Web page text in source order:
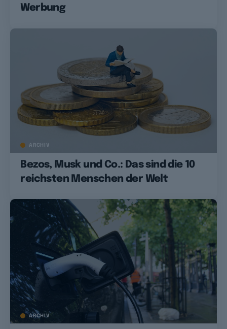
Werbung
ARCHIV
Bezos, Musk und Co.: Das sind die 10
reichsten Menschen der Welt
ARCHIV